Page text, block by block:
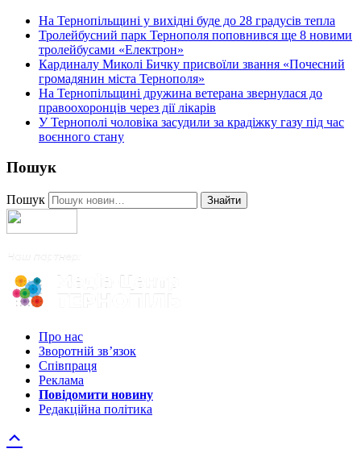
На Тернопільщині у вихідні буде до 28 градусів тепла
Тролейбусний парк Тернополя поповнився ще 8 новими
тролейбусами «Електрон»
Кардиналу Миколі Бичку присвоїли звання «Почесний
громадянин міста Тернополя»
На Тернопільщині дружина ветерана звернулася до
правоохоронців через дії лікарів
У Тернополі чоловіка засудили за крадіжку газу під час
воєнного стану
Пошук
Пошук Знайти
Про нас
Зворотній зв’язок
Співпраця
Реклама
Повідомити новину
Редакційна політика